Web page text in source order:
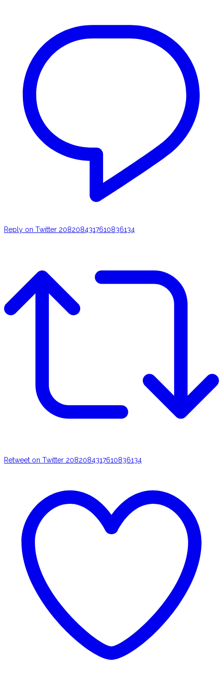
Reply on Twitter 2082084317610836134
Retweet on Twitter 2082084317610836134